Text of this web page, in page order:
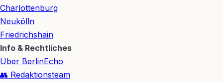
Charlottenburg
Neukölln
Friedrichshain
Info & Rechtliches
Über BerlinEcho
👥 Redaktionsteam